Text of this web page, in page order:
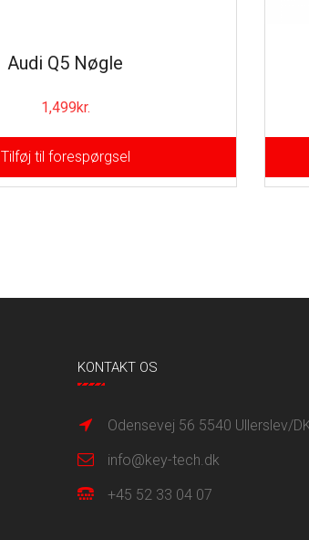
Audi Q5 Nøgle
1,499kr.
Tilføj til forespørgsel
KONTAKT OS
Odensevej 56 5540 Ullerslev/
info@key-tech.dk
+45 52 33 04 07